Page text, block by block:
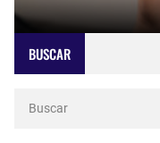
BUSCAR